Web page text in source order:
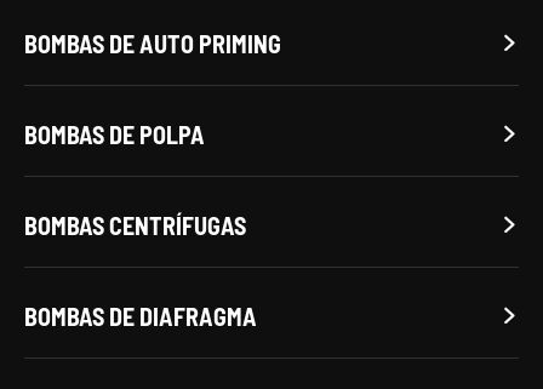
BOMBAS DE AUTO PRIMING 
BOMBAS DE POLPA 
BOMBAS CENTRÍFUGAS 
BOMBAS DE DIAFRAGMA 